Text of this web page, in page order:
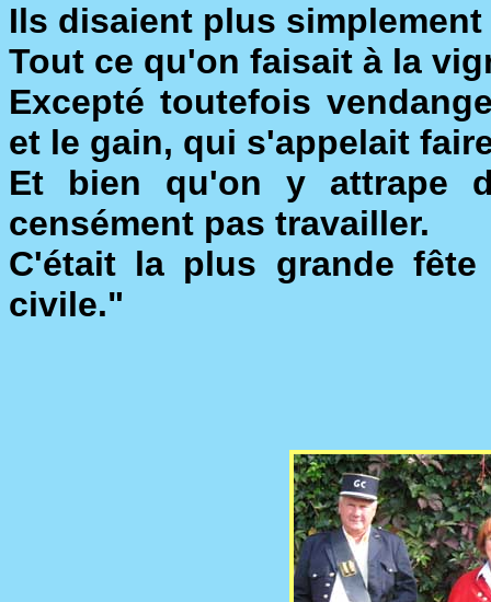
Ils disaient plus
Tout ce qu'on faisait à la
Excepté toutefois
et le gain, qui s'appelait
Et bien qu'on y attrape
censément pas travailler.
C'était la plus grande
civile."